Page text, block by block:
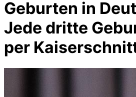
Geburten in
Jede dritte
per